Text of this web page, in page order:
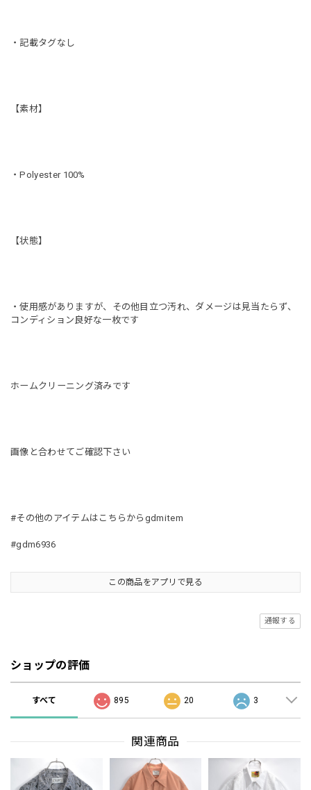
・記載タグなし
【素材】
・Polyester 100%
【状態】
・使用感がありますが、その他目立つ汚れ、ダメージは見当たらず、
コンディション良好な一枚です
ホームクリーニング済みです
画像と合わせてご確認下さい
#その他のアイテムはこちらからgdmitem
#gdm6936
この商品をアプリで見る
通報する
ショップの評価
すべて 895 20 3
関連商品